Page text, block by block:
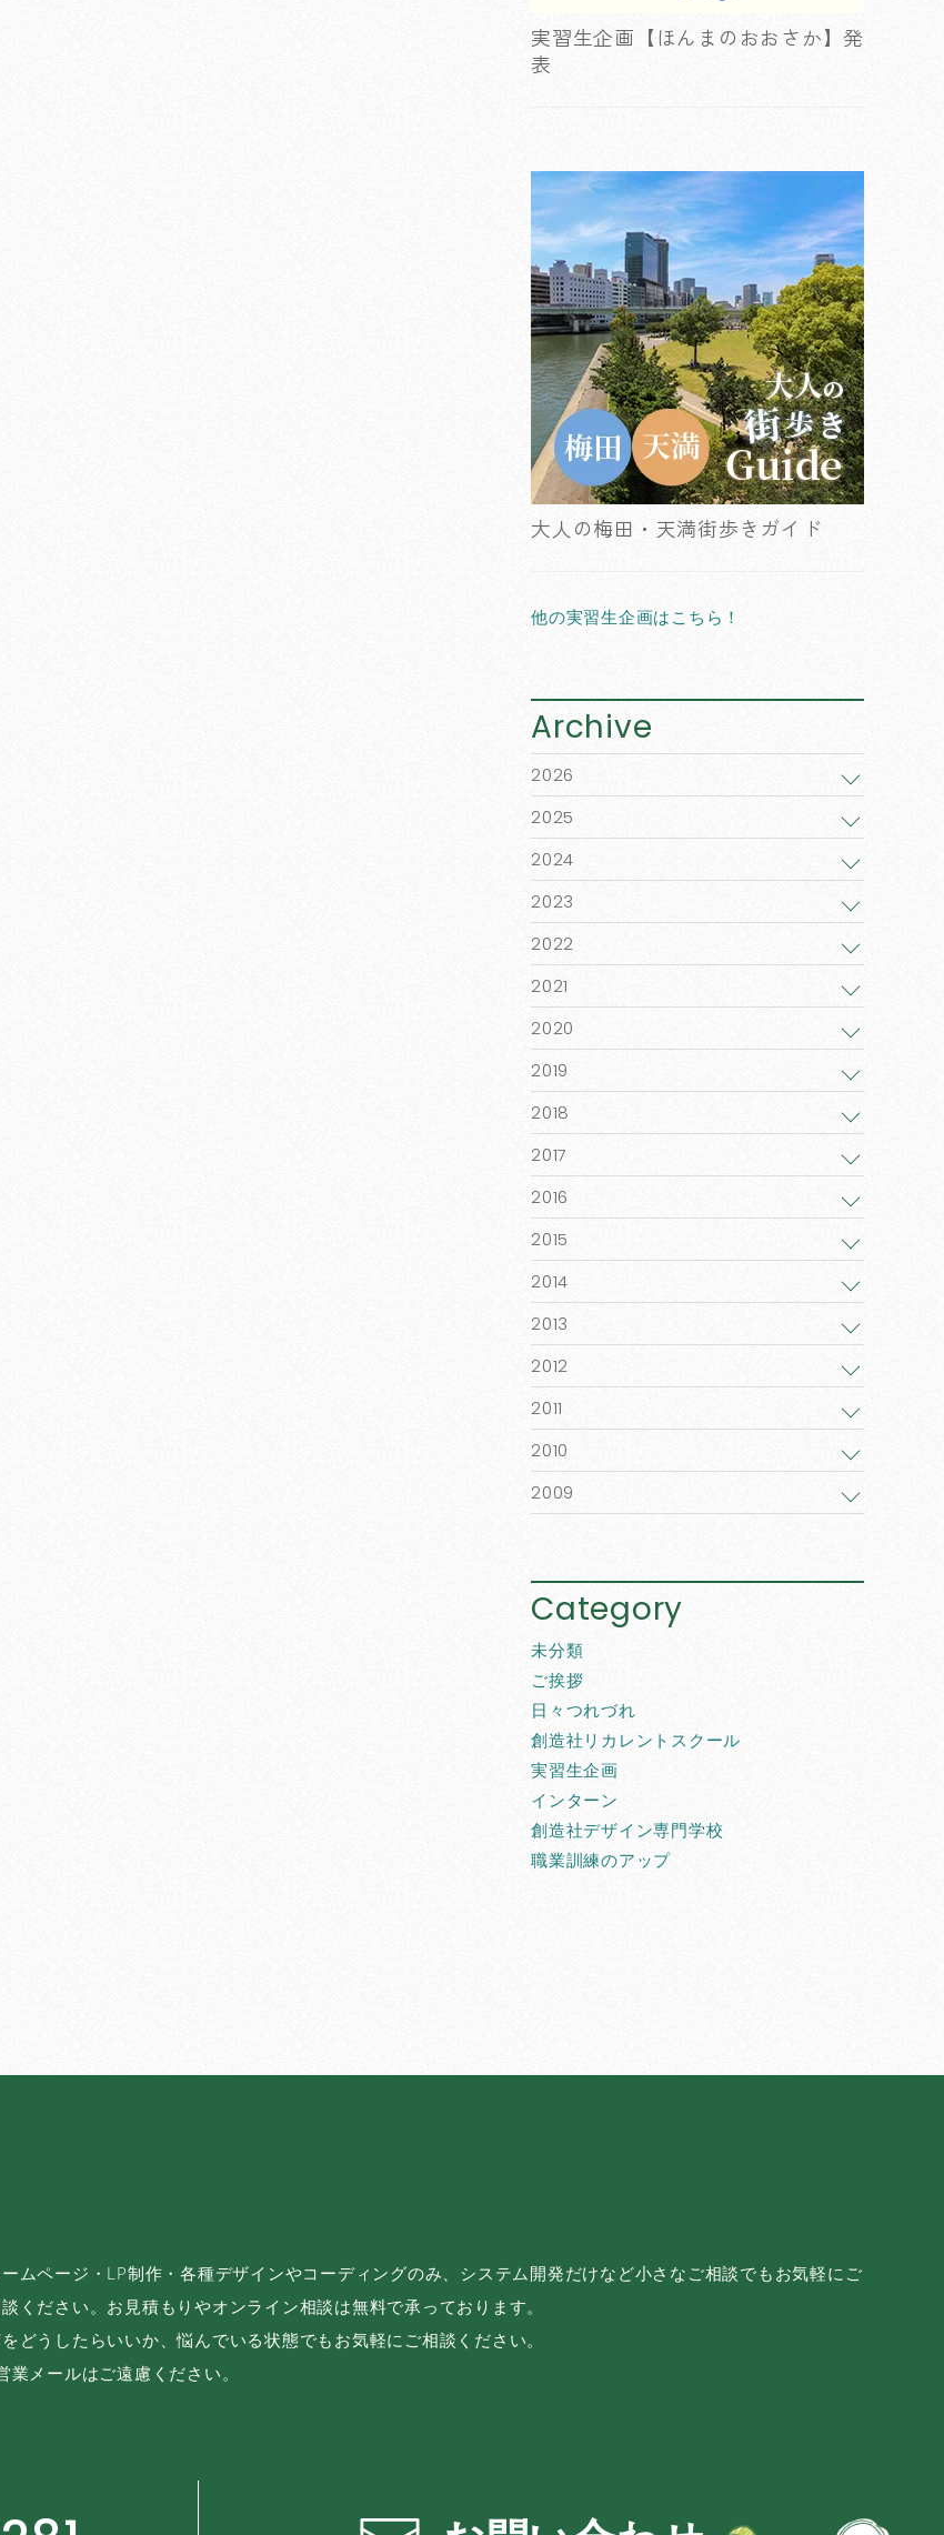
実習生企画【ほんまのおおさか】発
表
大人の梅田・天満街歩きガイド
他の実習生企画はこちら！
Archive
2026
2025
2024
2023
2022
2021
2020
2019
2018
2017
2016
2015
2014
2013
2012
2011
2010
2009
Category
未分類
ご挨拶
日々つれづれ
創造社リカレントスクール
実習生企画
インターン
創造社デザイン専門学校
職業訓練のアップ
ムページ・LP制作・各種デザインやコーディングのみ、システム開発だけなど小さなご相談でもお気軽にご
ください。お見積もりやオンライン相談は無料で承っております。
どうしたらいいか、悩んでいる状態でもお気軽にご相談ください。
業メールはご遠慮ください。